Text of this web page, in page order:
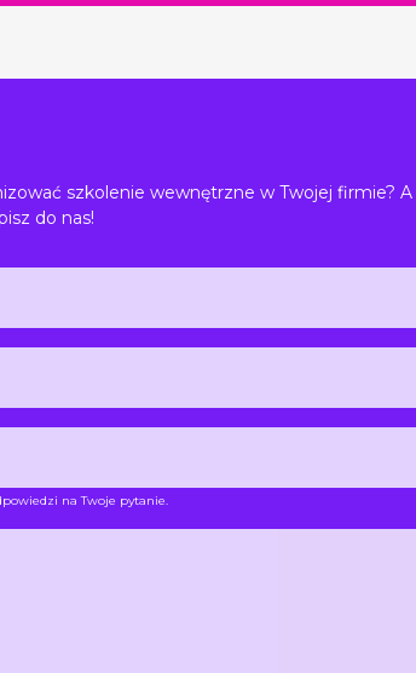
szkolenie wewnętrzne w Twojej firmie?
do nas!
na Twoje pytanie.